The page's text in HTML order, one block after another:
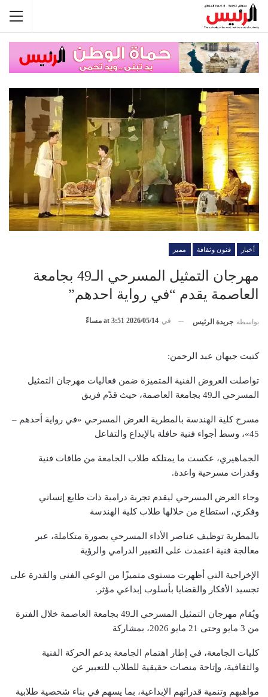
أخبار فنون وثقافة مميز
مهرجان التمثيل المسرحي الـ49 بجامعة
العاصمة يقدم “في رواية احدهم”
بواسطة جريدة الرئيس في 2026/05/14 at 3:51 مساءً
كتبت جيهان عبد الرحمن:
تواصلت العروض الفنية المتميزة ضمن فعاليات مهرجان التمثيل
المسرحي الـ49 بجامعة العاصمة، حيث قدّم فريق
مسرح كلية الهندسة بالمطرية العرض المسرحي «في رواية أحدهم –
45»، وسط أجواء فنية حافلة بالإبداع والتفاعل
الجماهيري، عكست ما يمتلكه طلاب الجامعة من طاقات فنية
وقدرات مسرحية واعدة.
وجاء العرض المسرحي ليقدم تجربة درامية ذات طابع إنساني
وفكري، استطاع من خلالها طلاب كلية الهندسة
بالمطرية توظيف عناصر الأداء المسرحي بصورة متكاملة، عبر
معالجة فنية اعتمدت على التعبير الدرامي والرؤية
الإخراجية التي أظهرت مستوى متميزًا من الوعي الفني والقدرة على
تجسيد الأفكار والقضايا بأسلوب إبداعي مؤثر.
ويُقام مهرجان التمثيل المسرحي الـ49 بجامعة العاصمة خلال الفترة
من 3 مايو وحتى 21 مايو 2026، بمشاركة
كليات الجامعة، في إطار اهتمام الجامعة بدعم الحركة الفنية
والثقافية، وإتاحة منصات حقيقية للطلاب للتعبير عن
مواهبهم وتنمية قدراتهم الإبداعية، بما يسهم في بناء شخصية طلابية